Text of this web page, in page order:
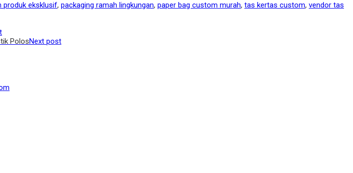
produk eksklusif, packaging ramah lingkungan, paper bag custom murah, tas kertas custom, vendor tas
PolosNext post